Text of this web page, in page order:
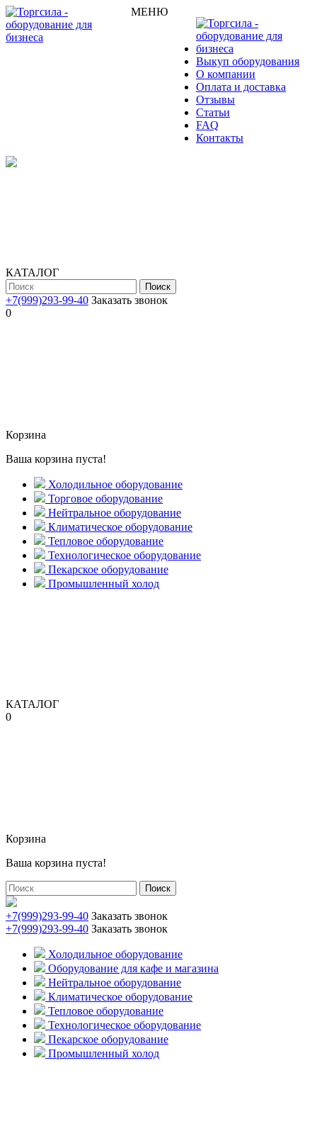
МЕНЮ
Выкуп оборудования
О компании
Оплата и доставка
Отзывы
Статьи
FAQ
Контакты
КАТАЛОГ
Поиск
+7(999)293-99-40 Заказать звонок
0
Корзина
Ваша корзина пуста!
Холодильное оборудование
Торговое оборудование
Нейтральное оборудование
Климатическое оборудование
Тепловое оборудование
Технологическое оборудование
Пекарское оборудование
Промышленный холод
КАТАЛОГ
0
Корзина
Ваша корзина пуста!
Поиск
+7(999)293-99-40 Заказать звонок
+7(999)293-99-40 Заказать звонок
Холодильное оборудование
Оборудование для кафе и магазина
Нейтральное оборудование
Климатическое оборудование
Тепловое оборудование
Технологическое оборудование
Пекарское оборудование
Промышленный холод